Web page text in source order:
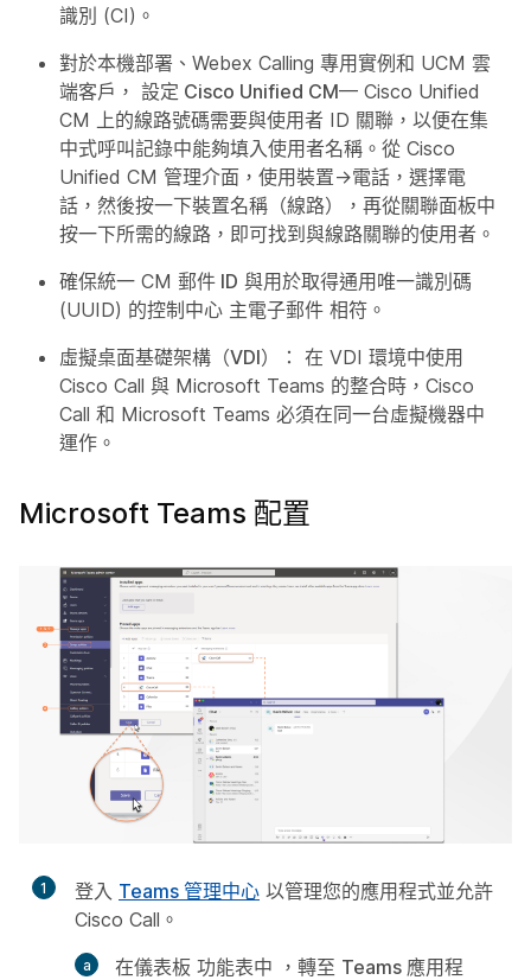
識別 (CI)。
對於本機部署、Webex Calling 專用實例和 UCM 雲
端客戶， 設定 Cisco Unified CM— Cisco Unified
CM 上的線路號碼需要與使用者 ID 關聯，以便在集
中式呼叫記錄中能夠填入使用者名稱。從 Cisco
Unified CM 管理介面，使用裝置→電話 ，選擇電
話，然後按一下裝置名稱（線路） ，再從關聯面板中
按一下所需的線路，即可找到與線路關聯的使用者 。
確保統一 CM 郵件 ID 與用於取得通用唯一識別碼
(UUID) 的控制中心 主電子郵件 相符。
虛擬桌面基礎架構（VDI）： 在 VDI 環境中使用
Cisco Call 與 Microsoft Teams 的整合時，Cisco
Call 和 Microsoft Teams 必須在同一台虛擬機器中
運作。
Microsoft Teams 配置
1 登入 Teams 管理中心 以管理您的應用程式並允許
Cisco Call。
在儀表板 功能表中 ，轉至 Teams 應用程